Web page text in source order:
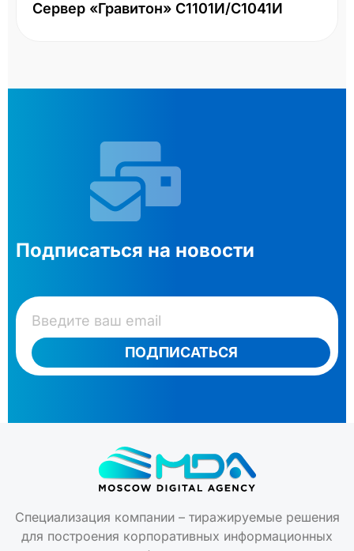
Сервер «Гравитон» С1101И/С1041И
Подписаться на новости
ПОДПИСАТЬСЯ
Специализация компании – тиражируемые решения
для построения корпоративных информационных